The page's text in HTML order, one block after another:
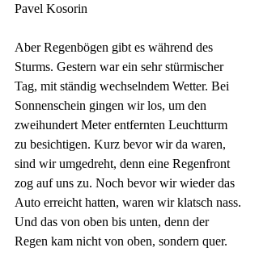
Pavel Kosorin
Aber Regenbögen gibt es während des
Sturms. Gestern war ein sehr stürmischer
Tag, mit ständig wechselndem Wetter. Bei
Sonnenschein gingen wir los, um den
zweihundert Meter entfernten Leuchtturm
zu besichtigen. Kurz bevor wir da waren,
sind wir umgedreht, denn eine Regenfront
zog auf uns zu. Noch bevor wir wieder das
Auto erreicht hatten, waren wir klatsch nass.
Und das von oben bis unten, denn der
Regen kam nicht von oben, sondern quer.